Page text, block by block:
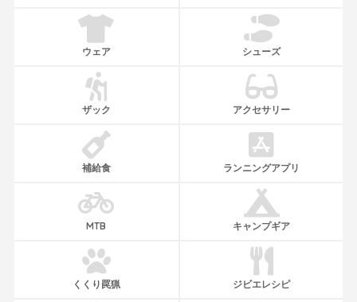
ウェア シューズ
ザック アクセサリー
補給食 ランニングアプリ
MTB キャンプギア
くくり罠猟 ジビエレシピ